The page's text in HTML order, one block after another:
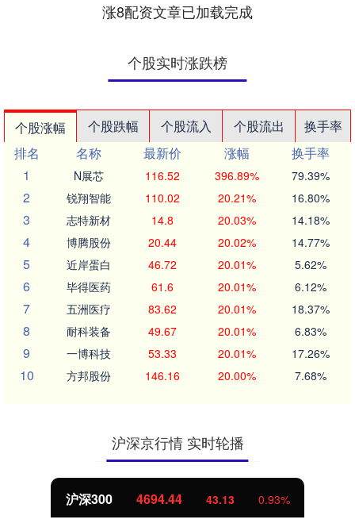
涨8配资文章已加载完成
个股实时涨跌榜
个股涨幅 个股跌幅 个股流入 个股流出
换手率
排名
名称 最新价 涨幅
换手率
1
N展芯 116.52 396.89% 79.39%
2 锐翔智能 110.02 20.21% 16.80%
3 志特新材 14.8 20.03% 14.18%
4 博腾股份 20.44 20.02% 14.77%
5 近岸蛋白 46.72 20.01% 5.62%
6 毕得医药 61.6 20.01% 6.12%
7 五洲医疗 83.62 20.01% 18.37%
8 耐科装备 49.67 20.01% 6.83%
9 一博科技 53.33 20.01% 17.26%
10 方邦股份 146.16 20.00% 7.68%
沪深京行情 实时轮播
沪深300 4694.44 43.13 0.93%